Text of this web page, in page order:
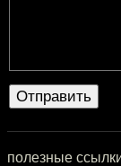
полезные